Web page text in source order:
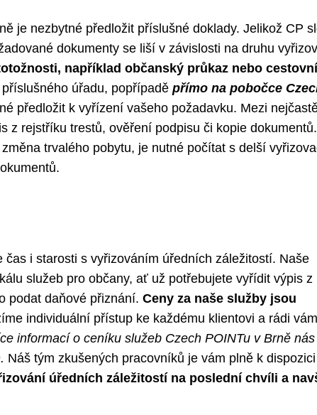
je nezbytné předložit příslušné doklady. Jelikož CP
dokumenty se liší v závislosti na druhu
například občanský průkaz nebo
úřadu, popřípadě přímo na pobočce
předložit k vyřízení vašeho požadavku. Mezi
z rejstříku trestů, ověření podpisu či kopie
trvalého pobytu, je nutné počítat s delší
i starosti s vyřizováním úředních záležitostí. Naše
služeb pro občany, ať už potřebujete vyřídit výpis z
podat daňové přiznání. Ceny za naše služby jsou
individuální přístup ke každému klientovi a rádi vám
informací o ceníku služeb Czech POINTu v Brně nás
Náš tým zkušených pracovníků je vám plně k
úředních záležitostí na poslední chvíli a